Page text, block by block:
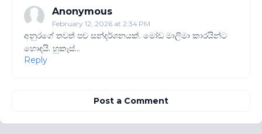
Anonymous
February 12, 2026 at 2:34 PM
අනුරගේ තවත් පච සන්දර්ශනයක්. මෝඩ මාලිමා කාරයින්ට
හොඳයි. හුකෑස්...
Reply
Post a Comment